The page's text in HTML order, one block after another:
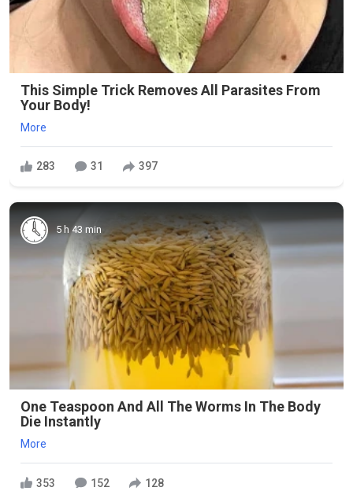
This Simple Trick Removes All Parasites From
Your Body!
More
283 31 397
5 h 43 min
One Teaspoon And All The Worms In The Body
Die Instantly
More
353 152 128